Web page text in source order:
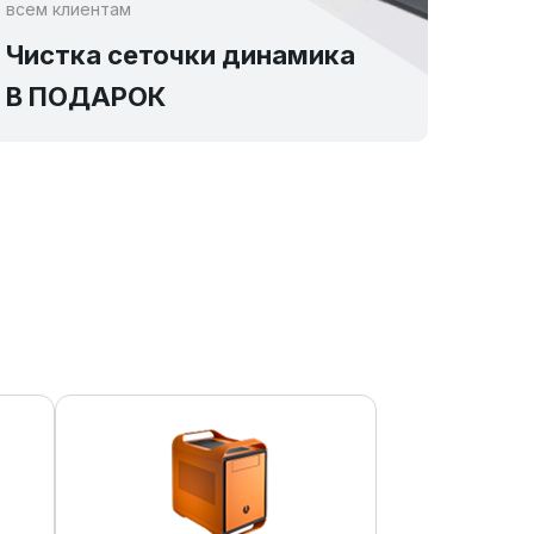
всем клиентам
Чистка сеточки динамика
В ПОДАРОК